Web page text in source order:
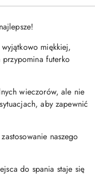
miękkiej,
przypomina futerko
wieczorów, ale nie
aby zapewnić
naszego
do spania staje się